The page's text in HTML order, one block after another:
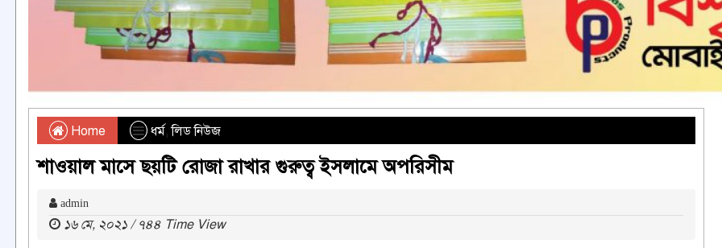
Home ধর্ম,লিড নিউজ
শাওয়াল মাসে ছয়টি রোজা রাখার গুরুত্ব ইসলামে অপরিসীম
admin
১৬ মে, ২০২১ / ৭৪৪ Time View